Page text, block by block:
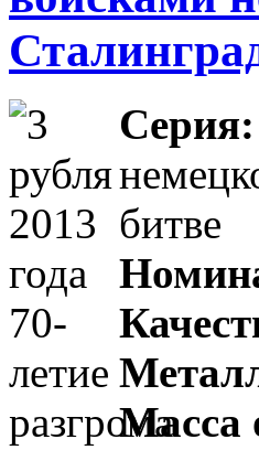
Серия:
битве
Масса